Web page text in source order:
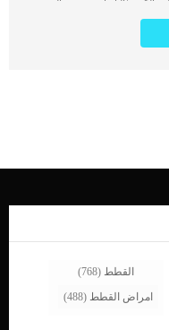
غالبا ما ينتج نقص البروتين
يكون الألبومين متوازنًا بشكل
الدموية ومن ثم تتراكم في
باسم نقص ألبومين الدم. اقرأ
[…]
القطط (768)
امراض القطط (488)